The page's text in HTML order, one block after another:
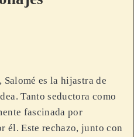
es la hijastra de
Tanto seductora como
fascinada por
él. Este rechazo, junto con